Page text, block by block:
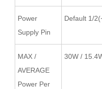
Power
Supply Pin
Default 1/
MAX /
AVERAGE
Power Per
30W /